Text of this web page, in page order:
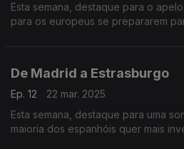
Esta semana, destaque para o
para os europeus se prepararem
De Madrid a Estrasburgo
Ep. 12
22 mar. 2025
Esta semana, destaque para uma
maioria dos espanhóis quer mais